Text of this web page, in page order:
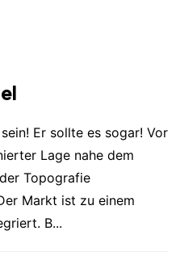
Er sollte es sogar! Vor
Lage nahe dem
Topografie
Markt ist zu einem
B...